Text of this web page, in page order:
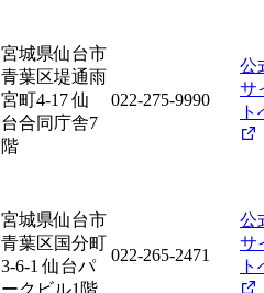
宮城県仙台市
青葉区堤通雨
宮町4-17 仙
台合同庁舎7
階
022-275-9990
公
サ
ト
宮城県仙台市
青葉区国分町
3-6-1 仙台パ
ークビル1階
022-265-2471
公
サ
ト